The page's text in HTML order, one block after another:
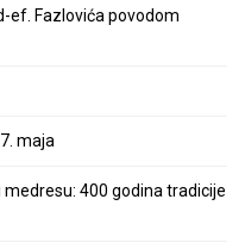
ef. Fazlovića povodom
maja
400 godina tradicije